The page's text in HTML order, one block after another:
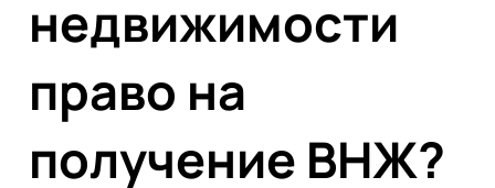
недвижимости
право на
получение ВНЖ?